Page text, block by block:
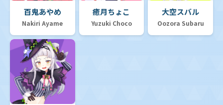
百鬼あやめ
Nakiri Ayame
癒月ちょこ
Yuzuki Choco
大空スバル
Oozora Subaru